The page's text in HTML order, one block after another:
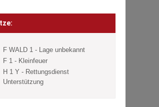
F WALD 1 - Lage unbekannt
F 1 - Kleinfeuer
H 1 Y - Rettungsdienst
Unterstützung